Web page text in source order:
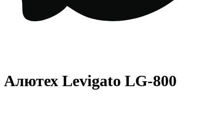
Алютех Levigato LG-800